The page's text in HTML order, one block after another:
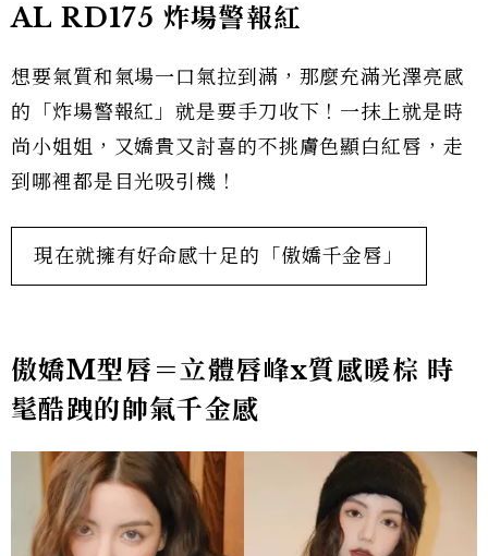
AL RD175 炸場警報紅
想要氣質和氣場一口氣拉到滿，那麼充滿光澤亮感
的「炸場警報紅」就是要手刀收下！一抹上就是時
尚小姐姐，又嬌貴又討喜的不挑膚色顯白紅唇，走
到哪裡都是目光吸引機！
現在就擁有好命感十足的「傲嬌千金唇」
傲嬌M型唇＝立體唇峰x質感暖棕 時
髦酷跩的帥氣千金感